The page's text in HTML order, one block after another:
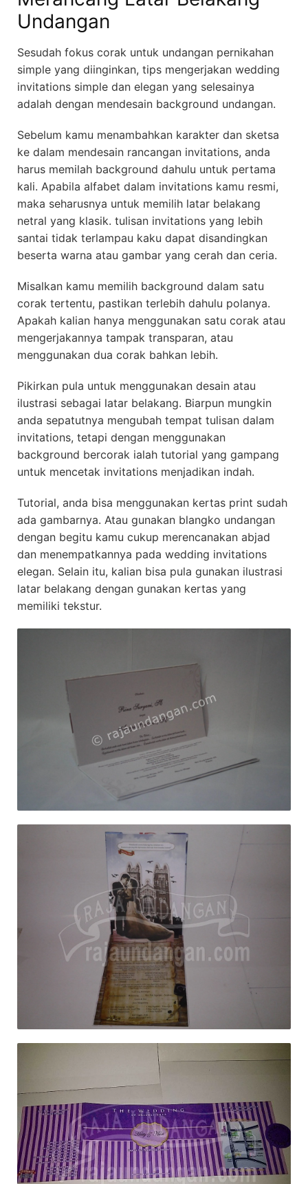
Undangan
Sesudah fokus corak untuk undangan pernikahan
simple yang diinginkan, tips mengerjakan wedding
invitations simple dan elegan yang selesainya
adalah dengan mendesain background undangan.
Sebelum kamu menambahkan karakter dan sketsa
ke dalam mendesain rancangan invitations, anda
harus memilah background dahulu untuk pertama
kali. Apabila alfabet dalam invitations kamu resmi,
maka seharusnya untuk memilih latar belakang
netral yang klasik. tulisan invitations yang lebih
santai tidak terlampau kaku dapat disandingkan
beserta warna atau gambar yang cerah dan ceria.
Misalkan kamu memilih background dalam satu
corak tertentu, pastikan terlebih dahulu polanya.
Apakah kalian hanya menggunakan satu corak atau
mengerjakannya tampak transparan, atau
menggunakan dua corak bahkan lebih.
Pikirkan pula untuk menggunakan desain atau
ilustrasi sebagai latar belakang. Biarpun mungkin
anda sepatutnya mengubah tempat tulisan dalam
invitations, tetapi dengan menggunakan
background bercorak ialah tutorial yang gampang
untuk mencetak invitations menjadikan indah.
Tutorial, anda bisa menggunakan kertas print sudah
ada gambarnya. Atau gunakan blangko undangan
dengan begitu kamu cukup merencanakan abjad
dan menempatkannya pada wedding invitations
elegan. Selain itu, kalian bisa pula gunakan ilustrasi
latar belakang dengan gunakan kertas yang
memiliki tekstur.